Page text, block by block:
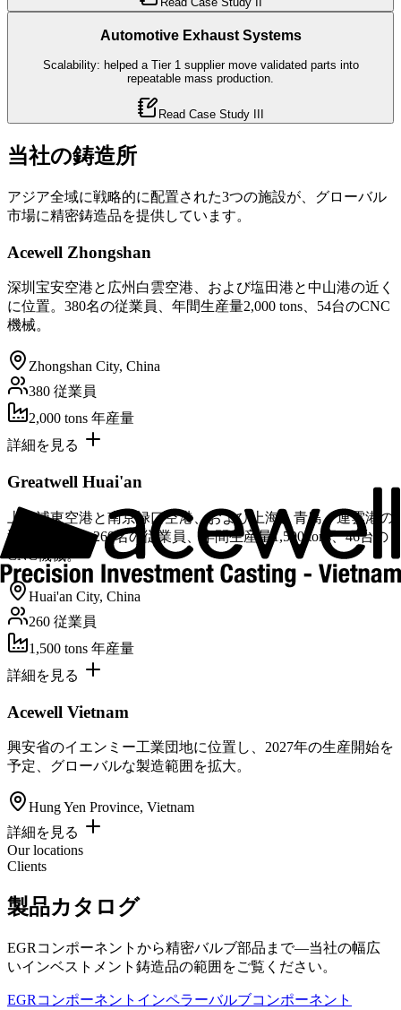
Automotive Exhaust Systems
Scalability: helped a Tier 1 supplier move validated parts into
repeatable mass production.
Read Case Study
当社の鋳造所
アジア全域に戦略的に配置された3つの施設が、グローバル
市場に精密鋳造品を提供しています。
Acewell Zhongshan
深圳宝安空港と広州白雲空港、および塩田港と中山港の近く
に位置。380名の従業員、年間生産量2,000 tons、54台のCNC
機械。
Zhongshan City, China
380 従業員
2,000 tons 年産量
詳細を見る
Greatwell Huai'an
上海浦東空港と南京禄口空港、および上海、青島、連雲港の
近くに位置。260名の従業員、年間生産量1,500 tons、46台の
CNC機械。
Huai'an City, China
260 従業員
1,500 tons 年産量
詳細を見る
Acewell Vietnam
興安省のイエンミー工業団地に位置し、2027年の生産開始を
予定、グローバルな製造範囲を拡大。
Hung Yen Province, Vietnam
詳細を見る
Our locations
Clients
製品カタログ
EGRコンポーネントから精密バルブ部品まで—当社の幅広
いインベストメント鋳造品の範囲をご覧ください。
EGRコンポーネント インペラーバルブコンポーネント